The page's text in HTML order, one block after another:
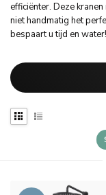
efficiënter. Deze
niet handmatig het
bespaart u tijd en water!